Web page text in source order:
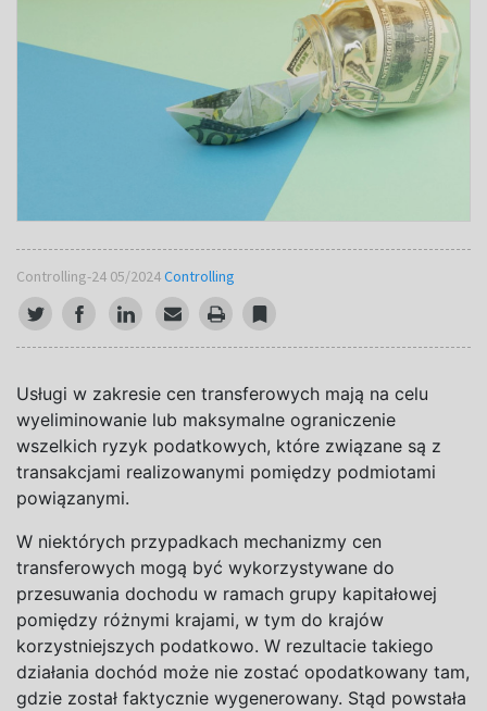
Controlling-24 05/2024Controlling
Usługi w zakresie cen transferowych mają na celu
wyeliminowanie lub maksymalne ograniczenie
wszelkich ryzyk podatkowych, które związane są z
transakcjami realizowanymi pomiędzy podmiotami
powiązanymi.
W niektórych przypadkach mechanizmy cen
transferowych mogą być wykorzystywane do
przesuwania dochodu w ramach grupy kapitałowej
pomiędzy różnymi krajami, w tym do krajów
korzystniejszych podatkowo. W rezultacie takiego
działania dochód może nie zostać opodatkowany tam,
gdzie został faktycznie wygenerowany. Stąd powstała